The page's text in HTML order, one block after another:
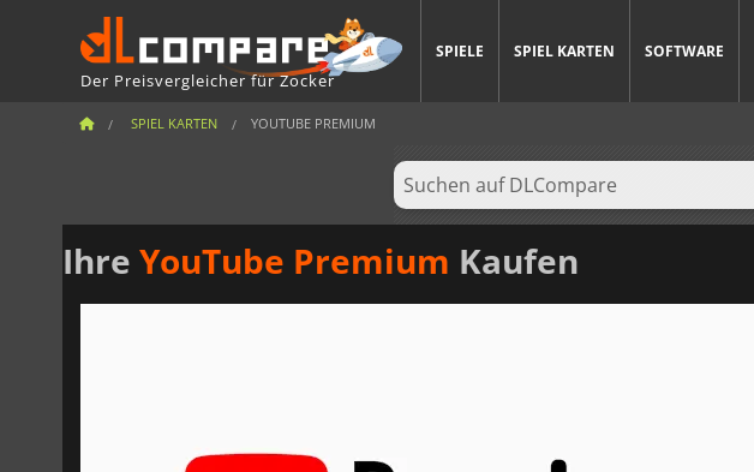
Der Preisvergleicher für Zocker
SPIELE SPIEL KARTEN SOFTWARE
SPIEL KARTEN YOUTUBE PREMIUM
Ihre YouTube Premium Kaufen